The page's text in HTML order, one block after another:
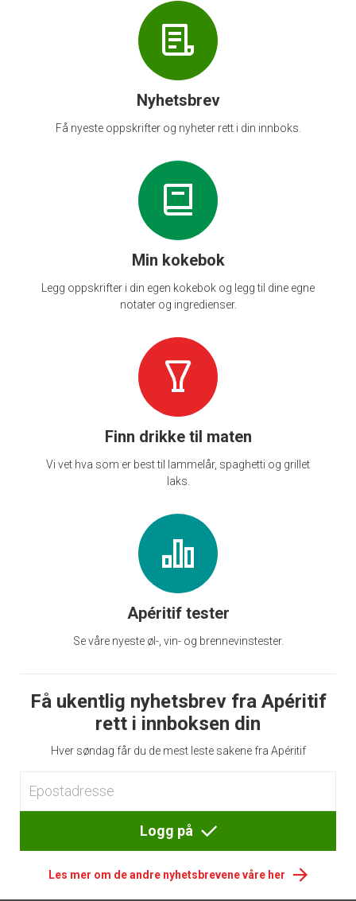
Nyhetsbrev
Få nyeste oppskrifter og nyheter rett i din innboks.
Min kokebok
Legg oppskrifter i din egen kokebok og legg til dine egne
notater og ingredienser.
Finn drikke til maten
Vi vet hva som er best til lammelår, spaghetti og grillet
laks.
Apéritif tester
Se våre nyeste øl-, vin- og brennevinstester.
Få ukentlig nyhetsbrev fra Apéritif
rett i innboksen din
Hver søndag får du de mest leste sakene fra Apéritif
Logg på
Les mer om de andre nyhetsbrevene våre her